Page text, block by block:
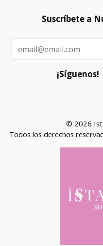
Suscríbete a
¡Síguenos!
© 2026
Todos los derechos